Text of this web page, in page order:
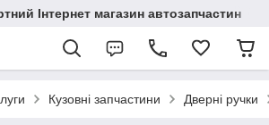
Інтернет магазин автозапчастин
Кузовні запчастини Дверні ручки